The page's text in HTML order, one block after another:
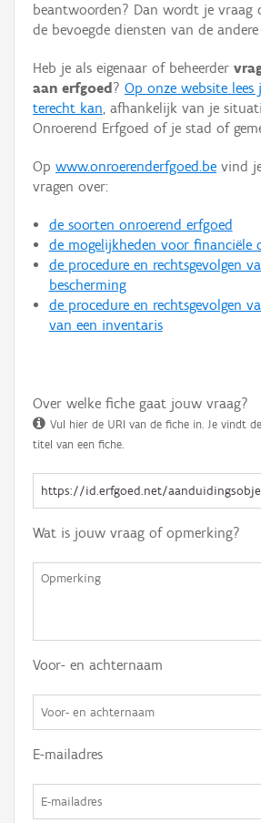
Persoon of collectief
Hergebruik
Aanmelden
beantwoorden? Dan wordt je vraag
de bevoegde diensten van de
Heb je als eigenaar of beheerder
aan erfgoed ? Op onze website
terecht kan, afhankelijk van je
Onroerend Erfgoed of je stad of
Op www.onroerenderfgoed.be vind
vragen over:
de soorten onroerend erfgoed
de mogelijkheden voor financiële
de procedure en rechtsgevolgen
bescherming
de procedure en rechtsgevolgen
van een inventaris
Over welke fiche gaat jouw vraag?
Vul hier de URI van de fiche in. Je vindt
titel van een fiche.
Wat is jouw vraag of opmerking?
Voor- en achternaam
E-mailadres